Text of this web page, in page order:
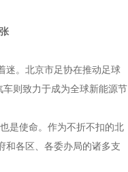
迷。北京市足协在推动足球
则致力于成为全球新能源节
是使命。作为不折不扣的北
和各区、各委办局的诸多支